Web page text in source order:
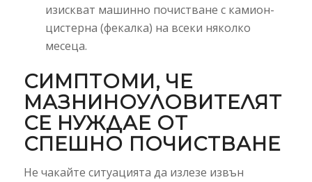
изискват машинно почистване с камион-
цистерна (фекалка) на всеки няколко
месеца.
СИМПТОМИ, ЧЕ
МАЗНИНОУЛОВИТЕЛЯТ
СЕ НУЖДАЕ ОТ
СПЕШНО ПОЧИСТВАНЕ
Не чакайте ситуацията да излезе извън